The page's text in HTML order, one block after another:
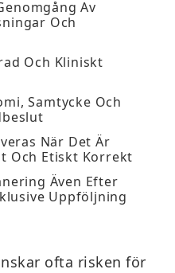
Av
Och
Och Kliniskt
Samtycke Och
När Det Är
Och Etiskt Korrekt
Även Efter
Uppföljning
ofta risken för